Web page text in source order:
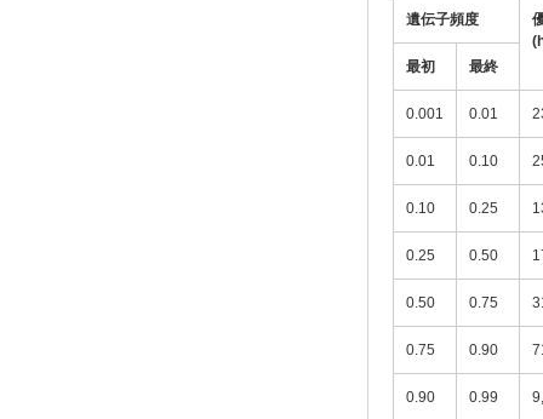
遺伝子頻度
最初
最終
0.001 0.01
0.01 0.10
0.10 0.25
0.25 0.50
0.50 0.75
0.75 0.90
0.90 0.99